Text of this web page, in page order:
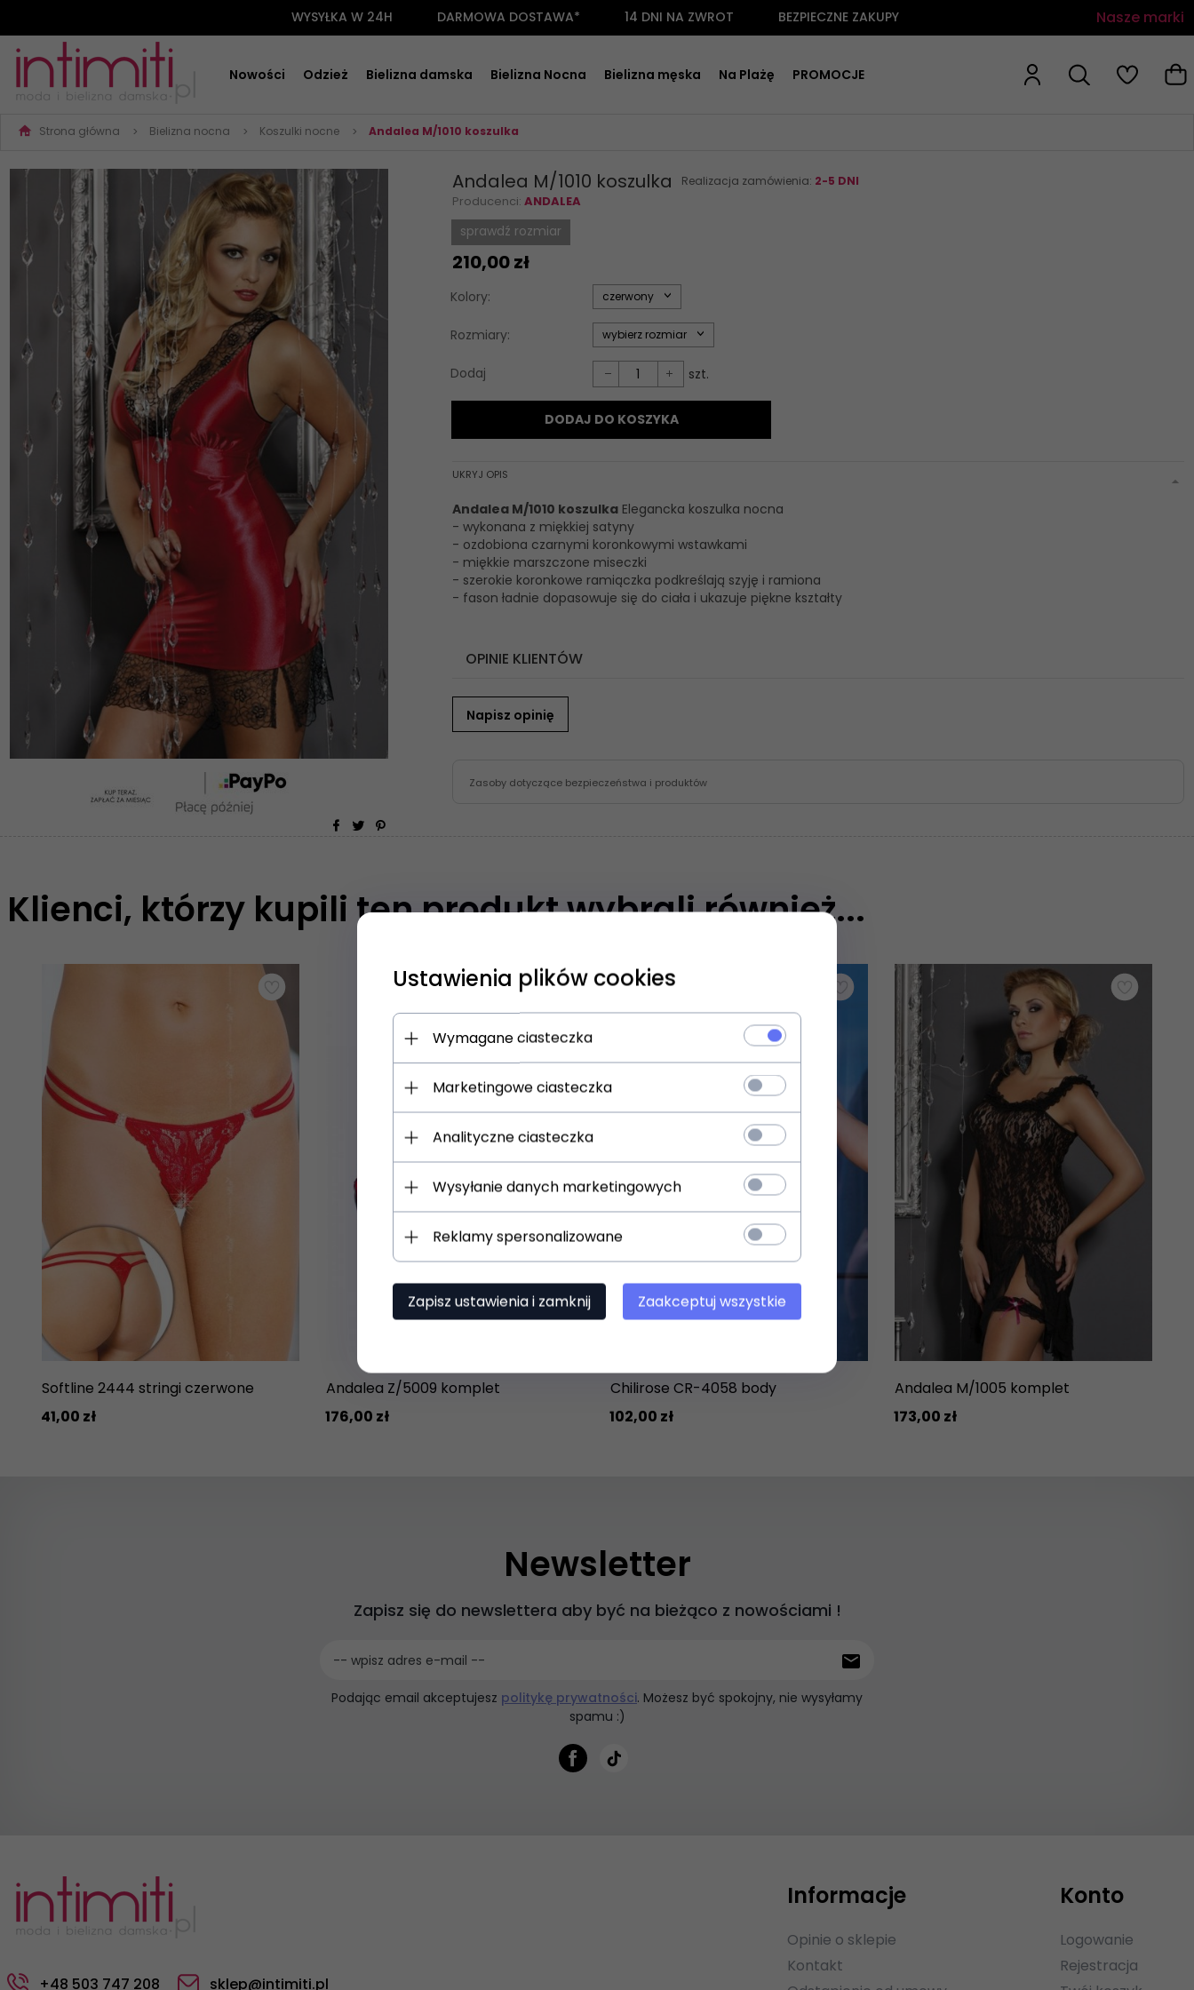
WYSYŁKA W 24H DARMOWA DOSTAWA* 14 DNI NA ZWROT BEZPIECZNE ZAKUPY Nasze marki
Nowości Odzież Bielizna damska Bielizna Nocna Bielizna męska Na Plażę PROMOCJE
Strona główna Bielizna nocna Koszulki nocne Andalea M/1010 koszulka
Andalea M/1010 koszulka
Producenci:ANDALEA
Realizacja zamówienia: 2-5 DNI
sprawdź rozmiar
210,00zł
Kolory: options[34]
czerwony
Rozmiary: options[35]
wybierz rozmiar
Dodaj szt.
DODAJ DO KOSZYKA
UKRYJ OPIS
Andalea M/1010 koszulka Elegancka koszulka nocna
- wykonana z miękkiej satyny
- ozdobiona czarnymi koronkowymi wstawkami
- miękkie marszczone miseczki
- szerokie koronkowe ramiączka podkreślają szyję i ramiona
- fason ładnie dopasowuje się do ciała i ukazuje piękne kształty
OPINIE KLIENTÓW
Napisz opinię
Zasoby dotyczące bezpieczeństwa i produktów
Klienci, którzy kupili ten produkt wybrali również...
Softline 2444 stringi czerwone
41,00 zł
Andalea Z/5009 komplet
176,00 zł
Chilirose CR-4058 body
102,00 zł
Andalea M/1005 komplet
173,00 zł
Newsletter
Zapisz się do newslettera aby być na bieżąco z nowościami !
-- wpisz adres e-mail --
Podając email akceptujesz politykę prywatności. Możesz być spokojny, nie wysyłamy
spamu :)
+48 503 747 208 sklep@intimiti.pl
Informacje
Opinie o sklepie
Kontakt
Konto
Logowanie
Rejestracja
Ustawienia plików cookies
Wymagane ciasteczka
Marketingowe ciasteczka
Analityczne ciasteczka
Wysyłanie danych marketingowych
Reklamy spersonalizowane
Zapisz ustawienia i zamknij Zaakceptuj wszystkie